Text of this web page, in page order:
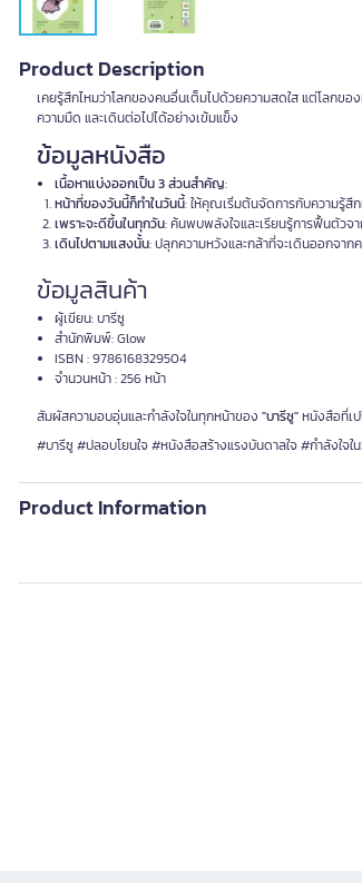
Product Description
เคยรู้สึกไหมว่าโลกของคนอื่นเต็มไปด้วยความสดใส แต่โลกข
ความมืด และเดินต่อไปได้อย่างเข้มแข็ง
ข้อมูลหนังสือ
เนื้อหาแบ่งออกเป็น 3 ส่วนสำคัญ:
หน้าที่ของวันนี้ก็ทำในวันนี้: ให้คุณเริ่มต้นจัดการกับความรู้สึก
เพราะจะดีขึ้นในทุกวัน: ค้นพบพลังใจและเรียนรู้การฟื้นตัวจ
เดินไปตามแสงนั้น: ปลุกความหวังและกล้าที่จะเดินออกจาก
ข้อมูลสินค้า
ผู้เขียน: บารีซู
สำนักพิมพ์: Glow
ISBN : 9786168329504
จำนวนหน้า : 256 หน้า
สัมผัสความอบอุ่นและกำลังใจในทุกหน้าของ "บารีซู"หนังสือที่เ
#บารีซู #ปลอบโยนใจ #หนังสือสร้างแรงบันดาลใจ #กำลังใจใ
Product Information